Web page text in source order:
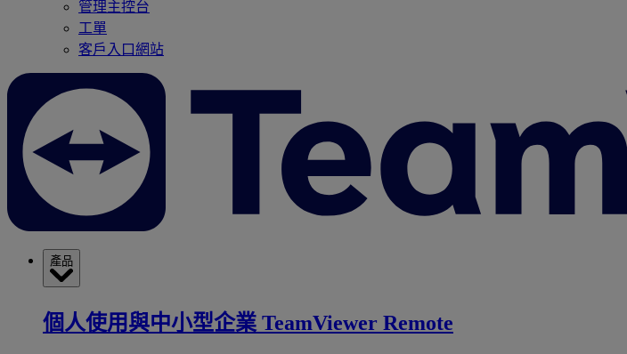
管理主控台
工單
客戶入口網站
產品
個人使用與中小型企業 TeamViewer Remote